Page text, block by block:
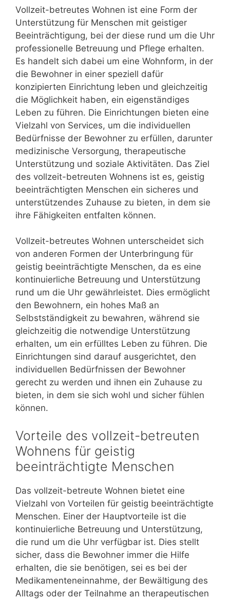
Vollzeit-betreutes Wohnen ist eine Form der
Unterstützung für Menschen mit geistiger
Beeinträchtigung, bei der diese rund um die Uhr
professionelle Betreuung und Pflege erhalten.
Es handelt sich dabei um eine Wohnform, in der
die Bewohner in einer speziell dafür
konzipierten Einrichtung leben und gleichzeitig
die Möglichkeit haben, ein eigenständiges
Leben zu führen. Die Einrichtungen bieten eine
Vielzahl von Services, um die individuellen
Bedürfnisse der Bewohner zu erfüllen, darunter
medizinische Versorgung, therapeutische
Unterstützung und soziale Aktivitäten. Das Ziel
des vollzeit-betreuten Wohnens ist es, geistig
beeinträchtigten Menschen ein sicheres und
unterstützendes Zuhause zu bieten, in dem sie
ihre Fähigkeiten entfalten können.
Vollzeit-betreutes Wohnen unterscheidet sich
von anderen Formen der Unterbringung für
geistig beeinträchtigte Menschen, da es eine
kontinuierliche Betreuung und Unterstützung
rund um die Uhr gewährleistet. Dies ermöglicht
den Bewohnern, ein hohes Maß an
Selbstständigkeit zu bewahren, während sie
gleichzeitig die notwendige Unterstützung
erhalten, um ein erfülltes Leben zu führen. Die
Einrichtungen sind darauf ausgerichtet, den
individuellen Bedürfnissen der Bewohner
gerecht zu werden und ihnen ein Zuhause zu
bieten, in dem sie sich wohl und sicher fühlen
können.
Vorteile des vollzeit-betreuten
Wohnens für geistig
beeinträchtigte Menschen
Das vollzeit-betreute Wohnen bietet eine
Vielzahl von Vorteilen für geistig beeinträchtigte
Menschen. Einer der Hauptvorteile ist die
kontinuierliche Betreuung und Unterstützung,
die rund um die Uhr verfügbar ist. Dies stellt
sicher, dass die Bewohner immer die Hilfe
erhalten, die sie benötigen, sei es bei der
Medikamenteneinnahme, der Bewältigung des
Alltags oder der Teilnahme an therapeutischen